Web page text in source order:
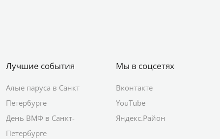
Лучшие события
Алые паруса в Санкт
Петербурге
День ВМФ в Санкт-
Петербурге
Мы в соцсетях
Вконтакте
YouTube
Яндекс.Район